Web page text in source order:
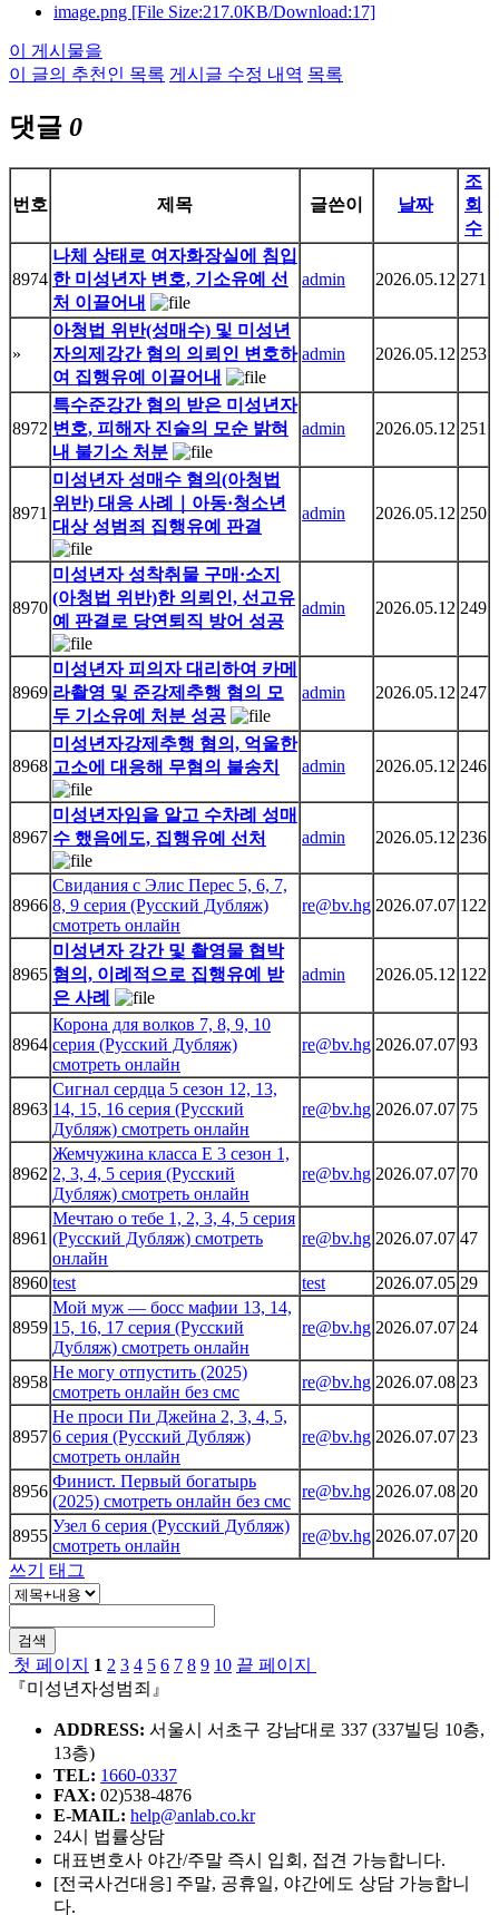
image.png [File Size:217.0KB/Download:17]
이 게시물을
이 글의 추천인 목록 게시글 수정 내역 목록
댓글 0
번호 제목 글쓴이 날짜
조
회
수
8974
나체 상태로 여자화장실에 침입
한 미성년자 변호, 기소유예 선
처 이끌어내
admin 2026.05.12 271
»
아청법 위반(성매수) 및 미성년
자의제강간 혐의 의뢰인 변호하
여 집행유예 이끌어내
admin 2026.05.12 253
8972
특수준강간 혐의 받은 미성년자
변호, 피해자 진술의 모순 밝혀
내 불기소 처분
admin 2026.05.12 251
8971
미성년자 성매수 혐의(아청법
위반) 대응 사례｜아동·청소년
대상 성범죄 집행유예 판결
admin 2026.05.12 250
8970
미성년자 성착취물 구매·소지
(아청법 위반)한 의뢰인, 선고유
예 판결로 당연퇴직 방어 성공
admin 2026.05.12 249
8969
미성년자 피의자 대리하여 카메
라촬영 및 준강제추행 혐의 모
두 기소유예 처분 성공
admin 2026.05.12 247
8968
미성년자강제추행 혐의, 억울한
고소에 대응해 무혐의 불송치
admin 2026.05.12 246
8967
미성년자임을 알고 수차례 성매
수 했음에도, 집행유예 선처
admin 2026.05.12 236
8966
Свидания с Элис Перес 5, 6, 7,
8, 9 серия (Русский Дубляж)
смотреть онлайн
re@bv.hg 2026.07.07 122
8965
미성년자 강간 및 촬영물 협박
혐의, 이례적으로 집행유예 받
은 사례
admin 2026.05.12 122
8964
Корона для волков 7, 8, 9, 10
серия (Русский Дубляж)
смотреть онлайн
re@bv.hg 2026.07.07 93
8963
Сигнал сердца 5 сезон 12, 13,
14, 15, 16 серия (Русский
Дубляж) смотреть онлайн
re@bv.hg 2026.07.07 75
8962
Жемчужина класса Е 3 сезон 1,
2, 3, 4, 5 серия (Русский
Дубляж) смотреть онлайн
re@bv.hg 2026.07.07 70
8961
Мечтаю о тебе 1, 2, 3, 4, 5 серия
(Русский Дубляж) смотреть
онлайн
re@bv.hg 2026.07.07 47
8960 test test 2026.07.05 29
8959
Мой муж — босс мафии 13, 14,
15, 16, 17 серия (Русский
Дубляж) смотреть онлайн
re@bv.hg 2026.07.07 24
8958
Не могу отпустить (2025)
смотреть онлайн без смс
re@bv.hg 2026.07.08 23
8957
Не проси Пи Джейна 2, 3, 4, 5,
6 серия (Русский Дубляж)
смотреть онлайн
re@bv.hg 2026.07.07 23
8956
Финист. Первый богатырь
(2025) смотреть онлайн без смс
re@bv.hg 2026.07.08 20
8955
Узел 6 серия (Русский Дубляж)
смотреть онлайн
re@bv.hg 2026.07.07 20
쓰기
태그
검색
첫 페이지 1 2 3 4 5 6 7 8 9 10 끝 페이지
『미성년자성범죄』
ADDRESS: 서울시 서초구 강남대로 337 (337빌딩 10층,
13층)
TEL: 1660-0337
FAX: 02)538-4876
E-MAIL: help@anlab.co.kr
24시 법률상담
대표변호사 야간/주말 즉시 입회, 접견 가능합니다.
[전국사건대응] 주말, 공휴일, 야간에도 상담 가능합니
다.